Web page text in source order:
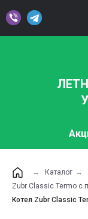
→ Каталог →
Zubr Classic Termo с
Котел Zubr Classic